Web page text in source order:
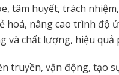
tâm huyết, trách
hoá, nâng cao trình độ
và chất lượng, hiệu quả
truyền, vận động, tạo